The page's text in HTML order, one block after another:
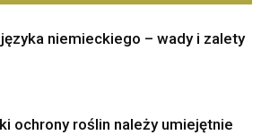
niemieckiego – wady i zalety
ochrony roślin należy umiejętnie